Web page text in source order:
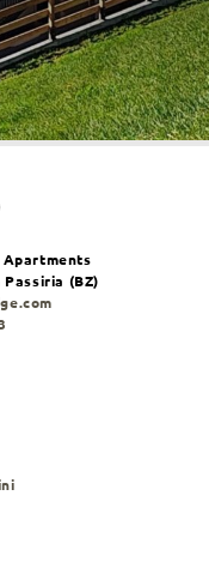
Apartments
(BZ)